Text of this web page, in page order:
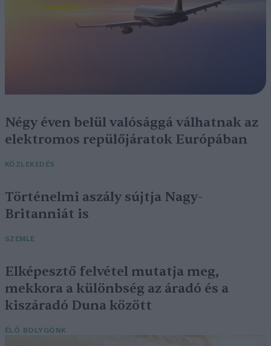
Négy éven belül valósággá válhatnak az
elektromos repülőjáratok Európában
KÖZLEKEDÉS
Történelmi aszály sújtja Nagy-
Britanniát is
SZEMLE
Elképesztő felvétel mutatja meg,
mekkora a különbség az áradó és a
kiszáradó Duna között
ÉLŐ BOLYGÓNK